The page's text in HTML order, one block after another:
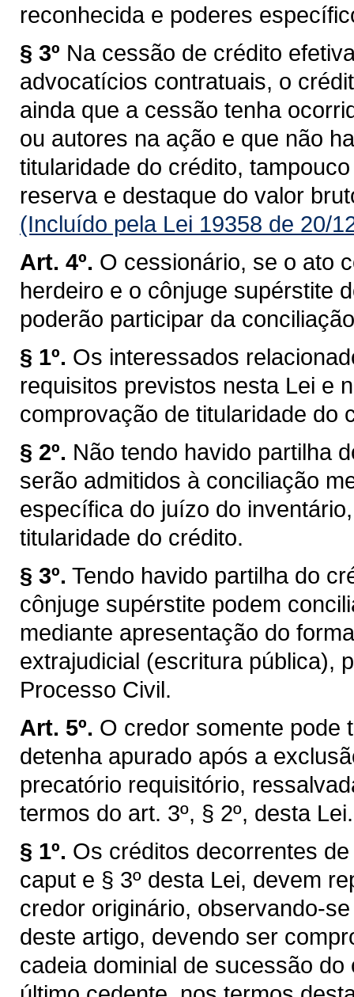
reconhecida e poderes
§ 3º Na cessão de crédito
advocatícios contratuais, o
ainda que a cessão tenha
ou autores na ação e que não
titularidade do crédito,
reserva e destaque do valor
(Incluído pela Lei 19358 de 20/
Art. 4º. O cessionário, se o ato
herdeiro e o cônjuge supérstite
poderão participar da
§ 1º. Os interessados
requisitos previstos nesta Lei e
comprovação de titularidade do
§ 2º. Não tendo havido partilha
serão admitidos à conciliação
específica do juízo do
titularidade do crédito.
§ 3º. Tendo havido partilha do
cônjuge supérstite podem
mediante apresentação do
extrajudicial (escritura pública),
Processo Civil.
Art. 5º. O credor somente pode
detenha apurado após a
precatório requisitório,
termos do art. 3º, § 2º, desta Lei.
§ 1º. Os créditos decorrentes
caput e § 3º desta Lei, devem
credor originário, observando-
deste artigo, devendo ser
cadeia dominial de sucessão